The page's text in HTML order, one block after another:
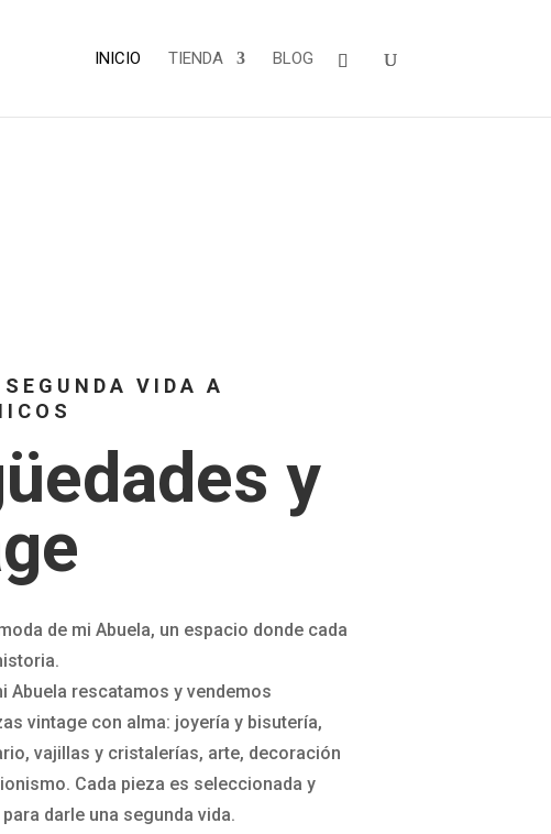
INICIO TIENDA BLOG
VIDA A
y
de mi Abuela, un espacio donde cada
Abuela rescatamos y vendemos
vintage con alma: joyería y bisutería,
vajillas y cristalerías, arte, decoración
Cada pieza es seleccionada y
darle una segunda vida.